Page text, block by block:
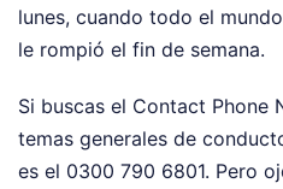
lunes, cuando todo el
le rompió el fin de semana.
Si buscas el Contact Phone
temas generales de
es el 0300 790 6801. Pero